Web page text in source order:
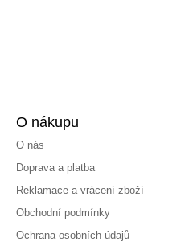
O nákupu
O nás
Doprava a platba
Reklamace a vrácení zboží
Obchodní podmínky
Ochrana osobních údajů